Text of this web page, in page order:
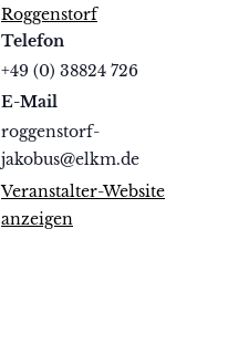
Roggenstorf
Telefon
+49 (0) 38824 726
E-Mail
roggenstorf-
jakobus@elkm.de
Veranstalter-Website
anzeigen